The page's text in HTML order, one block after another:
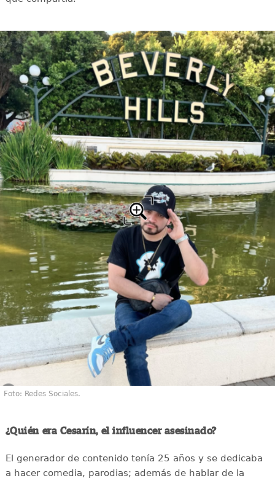
Foto: Redes Sociales.
¿Quién era Cesarín, el influencer asesinado?
El generador de contenido tenía 25 años y se dedicaba
a hacer comedia, parodias; además de hablar de la